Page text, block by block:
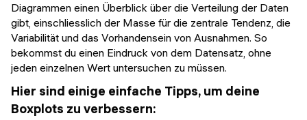
Diagrammen einen Überblick über die Verteilung der Daten
gibt, einschliesslich der Masse für die zentrale Tendenz, die
Variabilität und das Vorhandensein von Ausnahmen. So
bekommst du einen Eindruck von dem Datensatz, ohne
jeden einzelnen Wert untersuchen zu müssen.
Hier sind einige einfache Tipps, um deine
Boxplots zu verbessern: